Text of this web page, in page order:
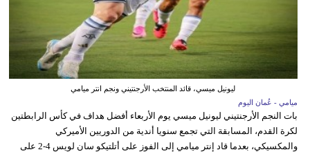
ليونيل ميسي، قائد المنتخب الأرجنتيني ونجم انتر ميامي
ميامي - عُمان اليوم
بات النجم الأرجنتيني ليونيل ميسي يوم الأربعاء أفضل هداف في كأس الرابطتين
لكرة القدم، المسابقة التي تجمع سنويا أندية من الدوريين الأميركي
والمكسيكي، بعدما قاد إنتر ميامي إلى الفوز على أتلتيكو سان لويس 4-2 على